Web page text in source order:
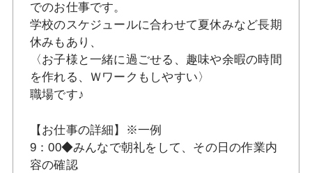
でのお仕事です。
学校のスケジュールに合わせて夏休みなど長期
休みもあり、
〈お子様と一緒に過ごせる、趣味や余暇の時間
を作れる、Ｗワークもしやすい〉
職場です♪
【お仕事の詳細】※一例
9：00◆みんなで朝礼をして、その日の作業内
容の確認